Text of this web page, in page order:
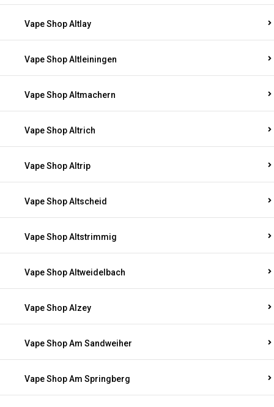
Vape Shop Altlay
Vape Shop Altleiningen
Vape Shop Altmachern
Vape Shop Altrich
Vape Shop Altrip
Vape Shop Altscheid
Vape Shop Altstrimmig
Vape Shop Altweidelbach
Vape Shop Alzey
Vape Shop Am Sandweiher
Vape Shop Am Springberg